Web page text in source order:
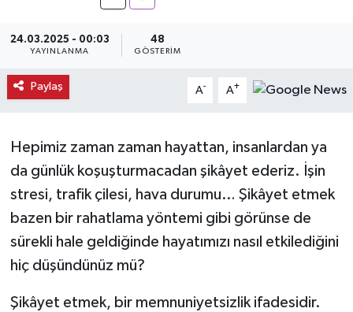
24.03.2025 - 00:03
YAYINLANMA
48
GÖSTERIM
Paylaş A- A+
Hepimiz zaman zaman hayattan, insanlardan ya
da günlük koşuşturmacadan şikâyet ederiz. İşin
stresi, trafik çilesi, hava durumu… Şikâyet etmek
bazen bir rahatlama yöntemi gibi görünse de
sürekli hale geldiğinde hayatımızı nasıl etkilediğini
hiç düşündünüz mü?
Şikâyet etmek, bir memnuniyetsizlik ifadesidir.
Boğazkale
Dodurga
İskilip
Laçin
Mecitözü
Oğuzlar
Tüm Manşetler
Son Dakika Haberleri
Haber Arşivi